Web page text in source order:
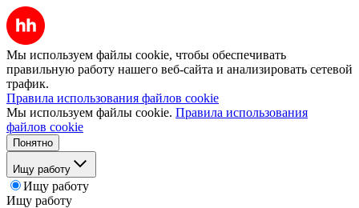
Мы используем файлы cookie, чтобы обеспечивать
правильную работу нашего веб-сайта и анализировать сетевой
трафик.
Правила использования файлов cookie
Мы используем файлы cookie. Правила использования
файлов cookie
Понятно
Ищу работу
Ищу работу
Ищу работу